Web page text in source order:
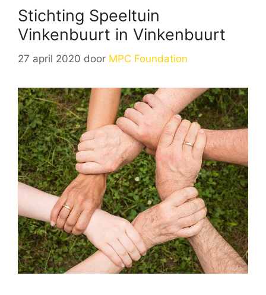
Stichting Speeltuin
Vinkenbuurt in Vinkenbuurt
27 april 2020 door MPC Foundation